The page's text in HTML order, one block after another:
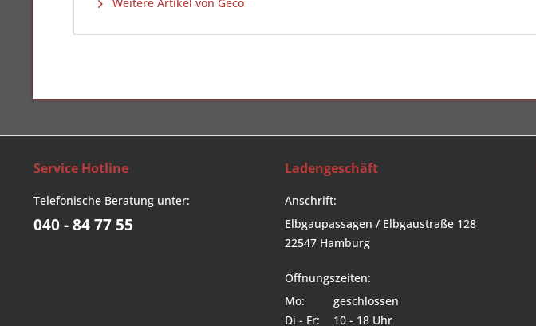
Service Hotline
Telefonische Beratung unter:
040 - 84 77 55
Ladengeschäft
Anschrift:
Elbgaupassagen / Elbgaustraße 128
22547 Hamburg
Öffnungszeiten:
Mo:
geschlossen
Di - Fr:
10 - 18 Uhr